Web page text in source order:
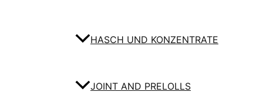
HASCH UND KONZENTRATE
JOINT AND PRELOLLS